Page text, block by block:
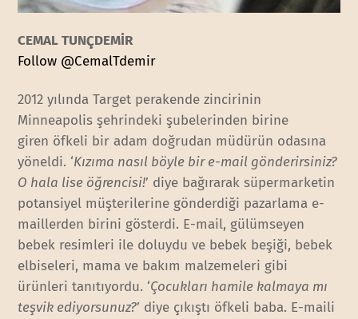
CEMAL TUNÇDEMİR
Follow @CemalTdemir
2012 yılında Target perakende zincirinin
Minneapolis şehrindeki şubelerinden birine
giren öfkeli bir adam doğrudan müdürün odasına
yöneldi. ‘Kızıma nasıl böyle bir e-mail gönderirsiniz?
O hala lise öğrencisi!’ diye bağırarak süpermarketin
potansiyel müşterilerine gönderdiği pazarlama e-
maillerden birini gösterdi. E-mail, gülümseyen
bebek resimleri ile doluydu ve bebek beşiği, bebek
elbiseleri, mama ve bakım malzemeleri gibi
ürünleri tanıtıyordu. ‘Çocukları hamile kalmaya mı
teşvik ediyorsunuz?’ diye çıkıştı öfkeli baba. E-maili